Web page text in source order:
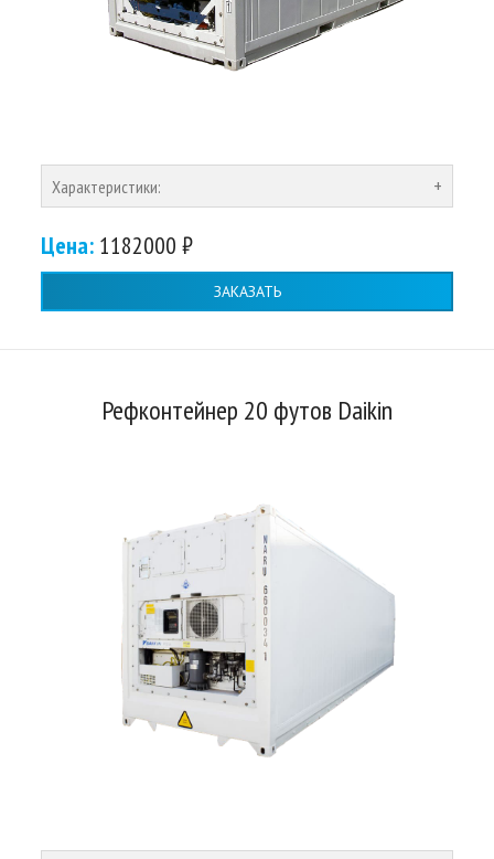
Характеристики:
Цена: 1182000 ₽
ЗАКАЗАТЬ
Рефконтейнер 20 футов Daikin